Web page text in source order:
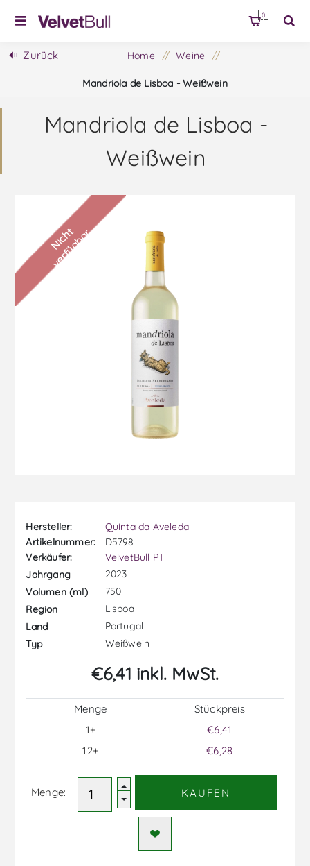
0
Zurück Home / Weine /
Mandriola de Lisboa - Weißwein
Mandriola de Lisboa -
Weißwein
N
i
c
h
t
v
e
r
f
ü
g
b
a
r
Hersteller:
Quinta da Aveleda
Artikelnummer:
D5798
Verkäufer:
VelvetBull PT
Jahrgang
2023
Volumen (ml)
750
Region
Lisboa
Land
Portugal
Typ
Weißwein
€6,41 inkl. MwSt.
Menge
1+
12+
Stückpreis
€6,41
€6,28
Menge: KAUFEN